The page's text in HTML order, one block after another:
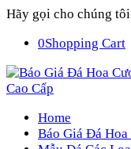
Hãy gọi cho chúng
0Shopping Cart
Home
Báo Giá Đá Hoa